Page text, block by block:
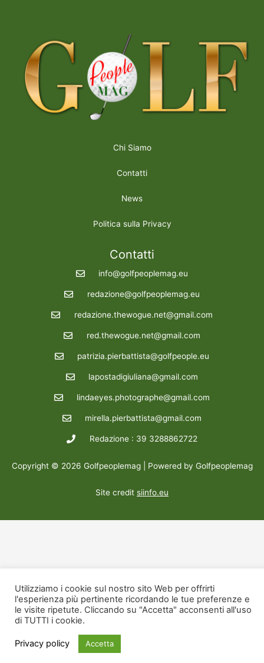
Chi Siamo
Contatti
News
Politica sulla Privacy
Contatti
info@golfpeoplemag.eu
redazione@golfpeoplemag.eu
redazione.thewogue.net@gmail.com
red.thewogue.net@gmail.com
patrizia.pierbattista@golfpeople.eu
lapostadigiuliana@gmail.com
lindaeyes.photographe@gmail.com
mirella.pierbattista@gmail.com
Redazione : 39 3288862722
Copyright © 2026 Golfpeoplemag | Powered by Golfpeoplemag
Site credit siinfo.eu
Utilizziamo i cookie sul nostro sito Web per offrirti
l'esperienza più pertinente ricordando le tue preferenze e
le visite ripetute. Cliccando su "Accetta" acconsenti all'uso
di TUTTI i cookie.
Privacy policy Accetta